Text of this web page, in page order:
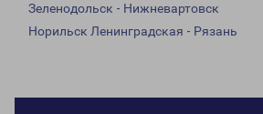
Зеленодольск - Нижневартовск
Норильск Ленинградская - Рязань